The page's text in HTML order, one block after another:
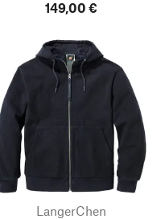
149,00 €
LangerChen